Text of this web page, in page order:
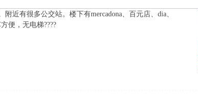
近有很多公交站。楼下有mercadona、百元店、dia、
便，无电梯????